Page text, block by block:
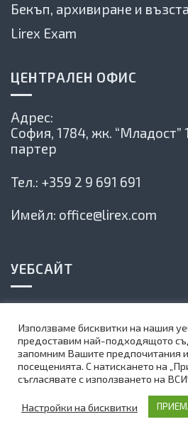
Бекъп, архивиране и
Lirex Exam
ЦЕНТРАЛЕН ОФИС
Адрес:
София, 1784, жк. “Младост”
партер
Тел.: +359 2 9 691 691
Имейл: office@lirex.com
УЕБСАЙТ
Политика на сайта
Карта на сайта
Абонирай се за нашия
©1999-2025 Lirex.com All
Web Design by
Използваме бисквитки на нашия
предоставим най-подходящото
запомним Вашите предпочитания
посещенията. С натискането на
съгласявате с използването на
Настройки на бисквитки